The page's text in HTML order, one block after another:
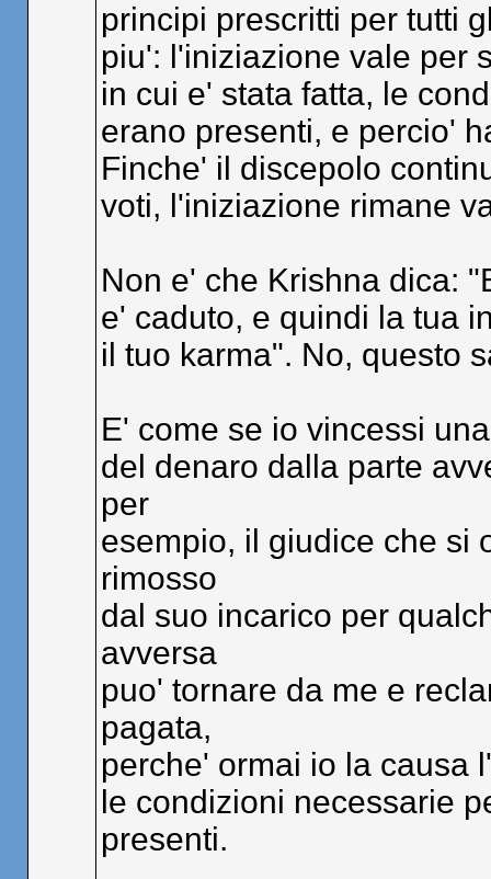
principi prescritti per tutti
piu': l'iniziazione vale per
in cui e' stata fatta, le
erano presenti, e percio'
Finche' il discepolo
voti, l'iniziazione rimane
Non e' che Krishna dica:
e' caduto, e quindi la tua
il tuo karma". No, questo
E' come se io vincessi
del denaro dalla parte
per
esempio, il giudice che si
rimosso
dal suo incarico per
avversa
puo' tornare da me e
pagata,
perche' ormai io la causa
le condizioni necessarie
presenti.